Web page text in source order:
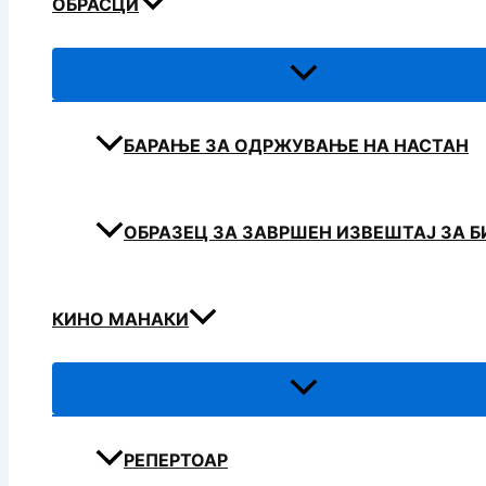
ОБРАСЦИ
БАРАЊЕ ЗА ОДРЖУВАЊЕ НА НАСТАН
ОБРАЗЕЦ ЗА ЗАВРШЕН ИЗВЕШТАЈ ЗА
КИНО МАНАКИ
РЕПЕРТОАР